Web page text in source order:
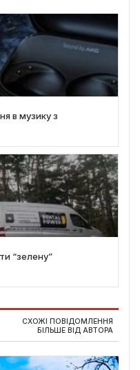
в музику з
“зелену”
СХОЖІ ПОВІДОМЛЕННЯ
БІЛЬШЕ ВІД АВТОРА